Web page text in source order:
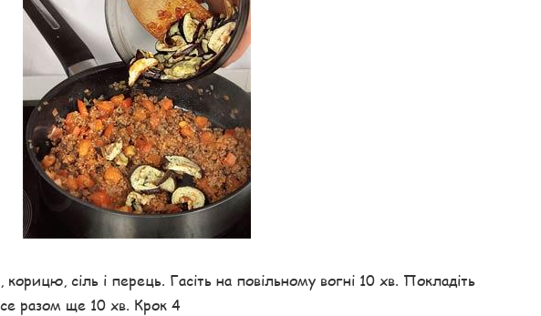
сіль і перець. Гасіть на повільному вогні 10 хв. Покладіть
разом ще 10 хв. Крок 4